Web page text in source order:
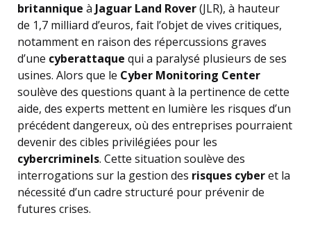
britannique à Jaguar Land Rover(JLR), à hauteur
de 1,7 milliard d’euros, fait l’objet de vives critiques,
notamment en raison des répercussions graves
d’une cyberattaque qui a paralysé plusieurs de ses
usines. Alors que le Cyber Monitoring Center
soulève des questions quant à la pertinence de cette
aide, des experts mettent en lumière les risques d’un
précédent dangereux, où des entreprises pourraient
devenir des cibles privilégiées pour les
cybercriminels. Cette situation soulève des
interrogations sur la gestion des risques cyberet la
nécessité d’un cadre structuré pour prévenir de
futures crises.